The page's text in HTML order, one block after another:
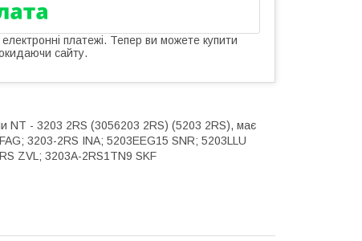
електронні платежі. Тепер ви можете купити
сайту.
NT - 3203 2RS ​​(3056203 2RS) (5203 2RS), має
3203-2RS INA; 5203EEG15 SNR; 5203LLU
ZVL; 3203A-2RS1TN9 SKF